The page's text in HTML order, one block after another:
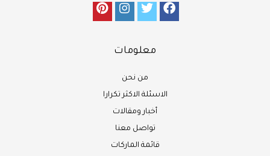
معلومات
من نحن
الاسئلة الاكثر تكرارا
أخبار ومقالات
تواصل معنا
قائمة الماركات